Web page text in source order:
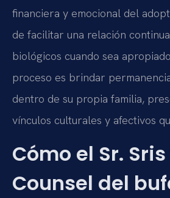
financiera y emocional del
de facilitar una relación
biológicos cuando sea
proceso es brindar
dentro de su propia familia,
vínculos culturales y afectivos
Cómo el Sr.
Counsel del